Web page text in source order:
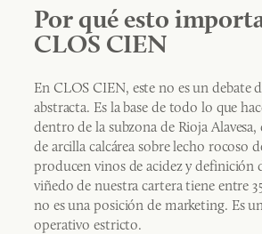
Por qué esto
CLOS CIEN
En CLOS CIEN, este no es un debate
abstracta. Es la base de todo lo que
dentro de la subzona de Rioja
de arcilla calcárea sobre lecho rocoso
producen vinos de acidez y definición
viñedo de nuestra cartera tiene entre
no es una posición de marketing. Es
operativo estricto.